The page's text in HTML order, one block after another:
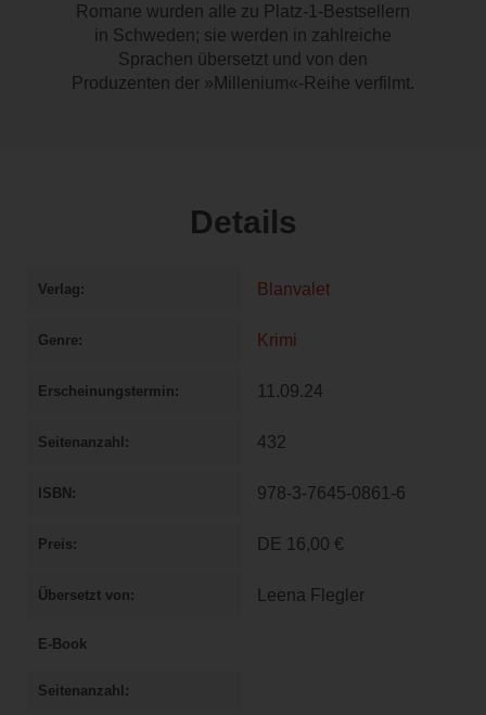
Romane wurden alle zu Platz-1-Bestsellern
in Schweden; sie werden in zahlreiche
Sprachen übersetzt und von den
Produzenten der »Millenium«-Reihe verfilmt.
Details
Verlag Blanvalet
Genre Krimi
Erscheinungstermin 11.09.24
Seitenanzahl 432
ISBN 978-3-7645-0861-6
Preis DE 16,00 €
Übersetzt von Leena Flegler
E-Book
Seitenanzahl